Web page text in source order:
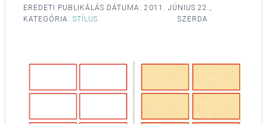
EREDETI PUBLIKÁLÁS DÁTUMA: 2011. JÚNIUS 22.,
SZERDA
KATEGÓRIA: STÍLUS